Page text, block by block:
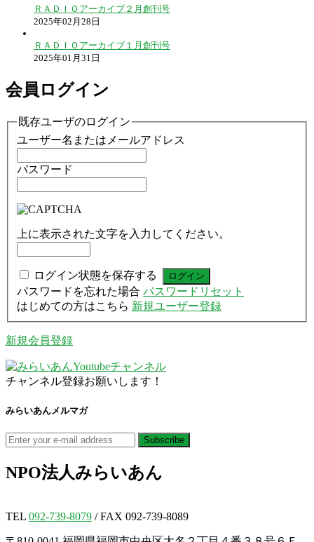
ＲＡＤＩＯアーカイブ２月創刊号
2025年02月28日
ＲＡＤＩＯアーカイブ１月創刊号
2025年01月31日
会員ログイン
既存ユーザのログイン
ユーザー名またはメールアドレス
パスワード
上に表示された文字を入力してください。
ログイン状態を保存する
パスワードを忘れた場合 パスワードリセット
はじめての方はこちら 新規ユーザー登録
新規会員登録
チャンネル登録お願いします！
みらいあんメルマガ
NPO法人みらいあん
TEL 092-739-8079 / FAX 092-739-8089